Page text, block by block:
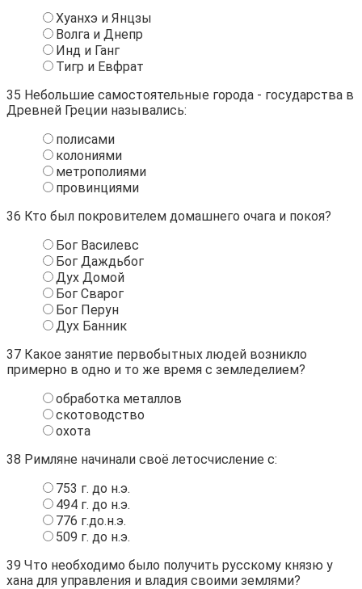
Хуанхэ и Янцзы
Волга и Днепр
Инд и Ганг
Тигр и Евфрат
35 Небольшие самостоятельные города - государства в
Древней Греции назывались:
полисами
колониями
метрополиями
провинциями
36 Кто был покровителем домашнего очага и покоя?
Бог Василевс
Бог Даждьбог
Дух Домой
Бог Сварог
Бог Перун
Дух Банник
37 Какое занятие первобытных людей возникло
примерно в одно и то же время с земледелием?
обработка металлов
скотоводство
охота
38 Римляне начинали своё летосчисление с:
753 г. до н.э.
494 г. до н.э.
776 г.до.н.э.
509 г. до н.э.
39 Что необходимо было получить русскому князю у
хана для управления и владия своими землями?